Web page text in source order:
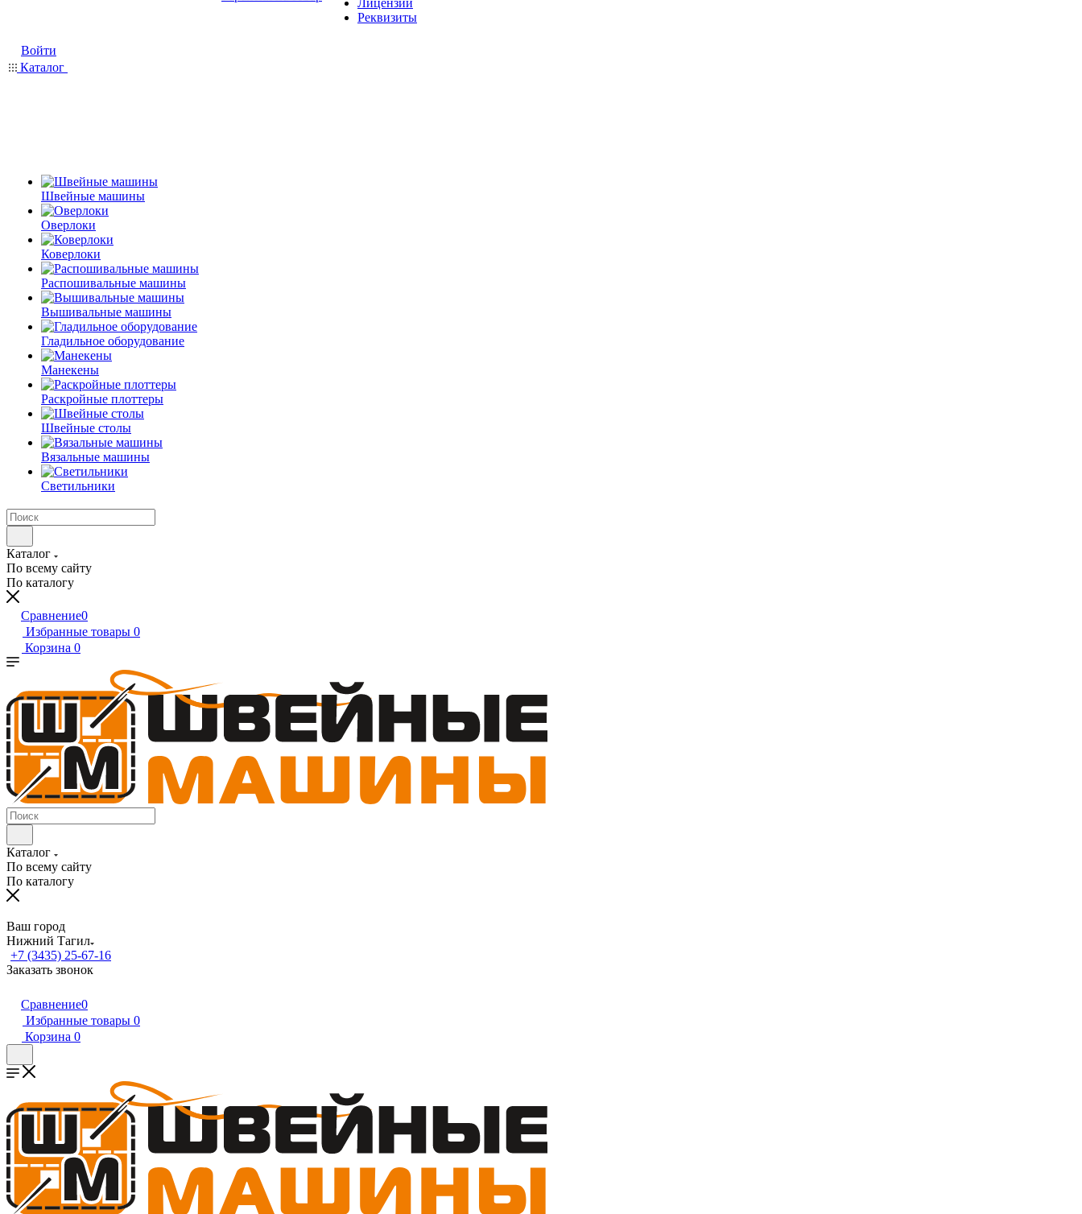
Лицензии
Реквизиты
Войти
Каталог
Швейные машины
Оверлоки
Коверлоки
Распошивальные машины
Вышивальные машины
Гладильное оборудование
Манекены
Раскройные плоттеры
Швейные столы
Вязальные машины
Светильники
Каталог
По всему сайту
По каталогу
Сравнение0
Избранные товары 0
Корзина 0
Каталог
По всему сайту
По каталогу
Ваш город
Нижний Тагил
+7 (3435) 25-67-16
Заказать звонок
Сравнение0
Избранные товары 0
Корзина 0